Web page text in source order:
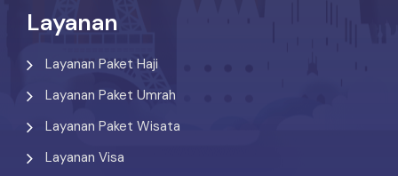
Layanan
Layanan Paket Haji
Layanan Paket Umrah
Layanan Paket Wisata
Layanan Visa